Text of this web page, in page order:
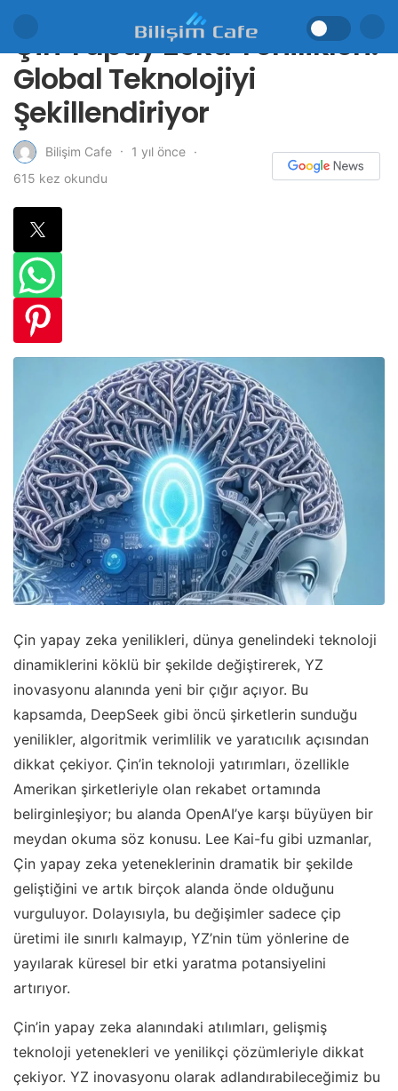
Çin Yapay Zeka Yenilikleri:
Global Teknolojiyi
Şekillendiriyor
Bilişim Cafe
1 yıl önce
615 kez okundu
Çin yapay zeka yenilikleri, dünya genelindeki teknoloji
dinamiklerini köklü bir şekilde değiştirerek, YZ
inovasyonu alanında yeni bir çığır açıyor. Bu
kapsamda, DeepSeek gibi öncü şirketlerin sunduğu
yenilikler, algoritmik verimlilik ve yaratıcılık açısından
dikkat çekiyor. Çin’in teknoloji yatırımları, özellikle
Amerikan şirketleriyle olan rekabet ortamında
belirginleşiyor; bu alanda OpenAI’ye karşı büyüyen bir
meydan okuma söz konusu. Lee Kai-fu gibi uzmanlar,
Çin yapay zeka yeteneklerinin dramatik bir şekilde
geliştiğini ve artık birçok alanda önde olduğunu
vurguluyor. Dolayısıyla, bu değişimler sadece çip
üretimi ile sınırlı kalmayıp, YZ’nin tüm yönlerine de
yayılarak küresel bir etki yaratma potansiyelini
artırıyor.
Çin’in yapay zeka alanındaki atılımları, gelişmiş
teknoloji yetenekleri ve yenilikçi çözümleriyle dikkat
çekiyor. YZ inovasyonu olarak adlandırabileceğimiz bu